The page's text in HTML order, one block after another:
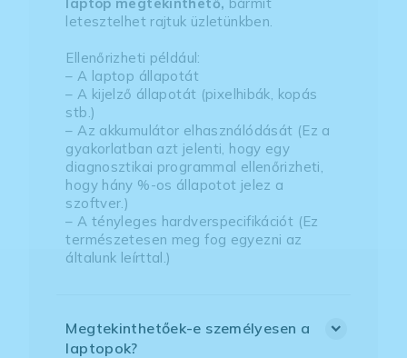
letesztelhet rajtuk üzletünkben.
Ellenőrizheti például:
– A laptop állapotát
– A kijelző állapotát (pixelhibák, kopás
stb.)
– Az akkumulátor elhasználódását (Ez a
gyakorlatban azt jelenti, hogy egy
diagnosztikai programmal ellenőrizheti,
hogy hány %-os állapotot jelez a
szoftver.)
– A tényleges hardverspecifikációt (Ez
természetesen meg fog egyezni az
általunk leírttal.)
Megtekinthetőek-e személyesen a
laptopok?